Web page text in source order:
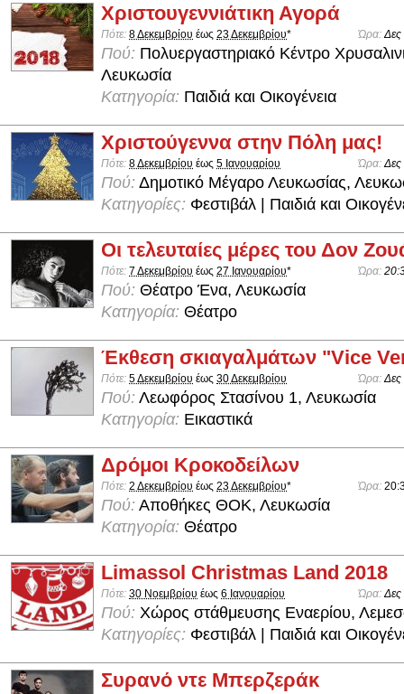
Χριστουγεννιάτικη Αγορά
Πότε: 8 Δεκεμβρίου έως 23 Δεκεμβρίου* Ώρα: Δες
Πού: Πολυεργαστηριακό Κέντρο
Λευκωσία
Κατηγορία: Παιδιά και Οικογένεια
Χριστούγεννα στην Πόλη μας!
Πότε: 8 Δεκεμβρίου έως 5 Ιανουαρίου Ώρα:Δες
Πού: Δημοτικό Μέγαρο Λευκωσίας,
Κατηγορίες: Φεστιβάλ | Παιδιά και
Οι τελευταίες μέρες του Δον
Πότε: 7 Δεκεμβρίου έως 27 Ιανουαρίου* Ώρα:
Πού: Θέατρο Ένα, Λευκωσία
Κατηγορία: Θέατρο
Έκθεση σκιαγαλμάτων "Vice
Πότε: 5 Δεκεμβρίου έως 30 Δεκεμβρίου Ώρα:Δες
Πού: Λεωφόρος Στασίνου 1, Λευκωσία
Κατηγορία: Εικαστικά
Δρόμοι Κροκοδείλων
Πότε: 2 Δεκεμβρίου έως 23 Δεκεμβρίου* Ώρα:
Πού: Αποθήκες ΘΟΚ, Λευκωσία
Κατηγορία: Θέατρο
Limassol Christmas Land 2018
Πότε: 30 Νοεμβρίου έως 6 Ιανουαρίου Ώρα:Δες
Πού: Χώρος στάθμευσης Εναερίου,
Κατηγορίες: Φεστιβάλ | Παιδιά και
Συρανό ντε Μπερζεράκ